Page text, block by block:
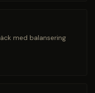
med balansering